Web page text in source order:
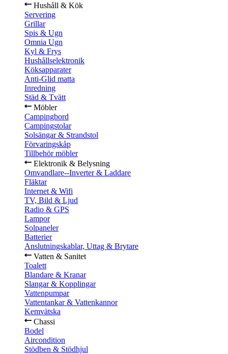
Hushåll & Kök
Servering
Grillar
Spis & Ugn
Omnia Ugn
Kyl & Frys
Hushållselektronik
Köksapparater
Anti-Glid matta
Inredning
Städ & Tvätt
Möbler
Campingbord
Campingstolar
Solsängar & Strandstol
Förvaringskåp
Tillbehör möbler
Elektronik & Belysning
Omvandlare--Inverter & Laddare
Fläktar
Internet & Wifi
TV, Bild & Ljud
Radio & GPS
Lampor
Solpaneler
Batterier
Anslutningskablar, Uttag & Brytare
Vatten & Sanitet
Toalett
Blandare & Kranar
Slangar & Kopplingar
Vattenpumpar
Vattentankar & Vattenkannor
Kemvätska
Chassi
Bodel
Aircondition
Stödben & Stödhjul